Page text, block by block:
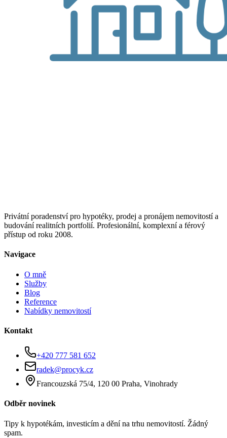
Privátní poradenství pro hypotéky, prodej a pronájem nemovitostí a
budování realitních portfolií. Profesionální, komplexní a férový
přístup od roku 2008.
Navigace
O mně
Služby
Blog
Reference
Nabídky nemovitostí
Kontakt
+420 777 581 652
radek@procyk.cz
Francouzská 75/4, 120 00 Praha, Vinohrady
Odběr novinek
Tipy k hypotékám, investicím a dění na trhu nemovitostí. Žádný
spam.